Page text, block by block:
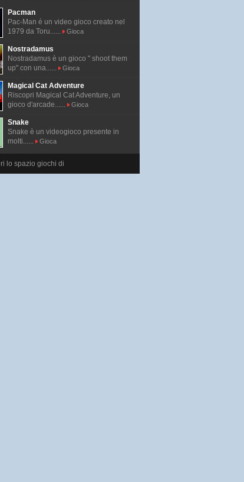
Pacman
Pac-Man é un video gioco creato nel
1979 da Toru......
Gioca
Nostradamus
Nostradamus è un gioco " shoot them
up" con una......
Gioca
Magical Cat Adventure
Riscopri Magical Cat Adventure, un
gioco d'arcade......
Gioca
Snake
Snake è un videogioco presente in
molti......
Gioca
lo spazio giochi di